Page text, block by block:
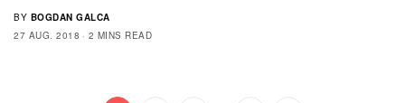
BY BOGDAN GALCA
27 AUG. 2018
2 MINS READ